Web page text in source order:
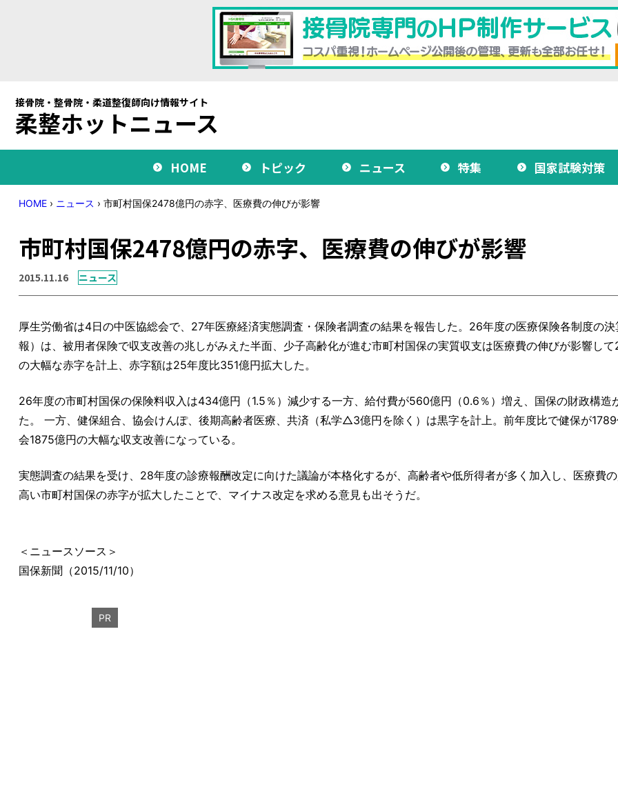
接骨院・整骨院・柔道整復師向け情報サイト
柔整ホットニュース
HOME トピック ニュース 特集 国家試験対策
HOME › ニュース › 市町村国保2478億円の赤字、医療費の伸びが影響
市町村国保2478億円の赤字、医療費の伸びが影響
2015.11.16 ニュース
厚生労働省は4日の中医協総会で、27年医療経済実態調査・保険者調査の結果を報告した。26年度の医療保険各制度の
報）は、被用者保険で収支改善の兆しがみえた半面、少子高齢化が進む市町村国保の実質収支は医療費の伸びが影響し
の大幅な赤字を計上、赤字額は25年度比351億円拡大した。
26年度の市町村国保の保険料収入は434億円（1.5％）減少する一方、給付費が560億円（0.6％）増え、国保の財政構造
た。 一方、健保組合、協会けんぽ、後期高齢者医療、共済（私学△3億円を除く）は黒字を計上。前年度比で健保が
会1875億円の大幅な収支改善になっている。
実態調査の結果を受け、28年度の診療報酬改定に向けた議論が本格化するが、高齢者や低所得者が多く加入し、医療費
高い市町村国保の赤字が拡大したことで、マイナス改定を求める意見も出そうだ。
＜ニュースソース＞
国保新聞（2015/11/10）
PR